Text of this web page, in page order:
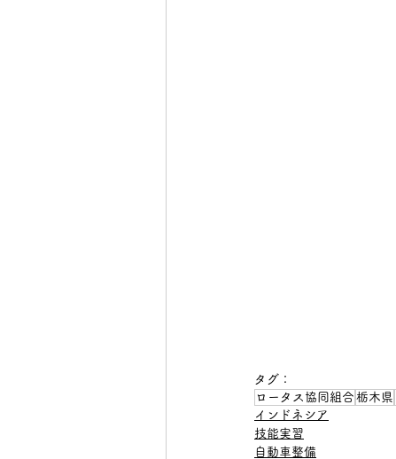
タグ：
ロータス協同組合 栃木県
インドネシア
技能実習
自動車整備